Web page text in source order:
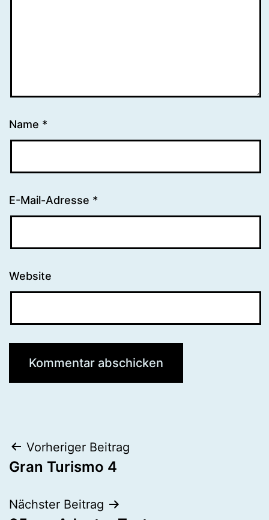
Name *
E-Mail-Adresse *
Website
Beitragsnavigation
Vorheriger Beitrag
Gran Turismo 4
Nächster Beitrag